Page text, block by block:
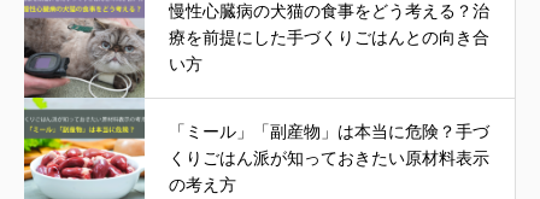
慢性心臓病の犬猫の食事をどう考える？治
療を前提にした手づくりごはんとの向き合
い方
「ミール」「副産物」は本当に危険？手づ
くりごはん派が知っておきたい原材料表示
の考え方